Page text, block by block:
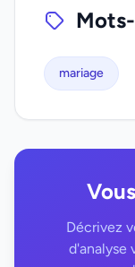
mariage
Décrivez
d'analyse